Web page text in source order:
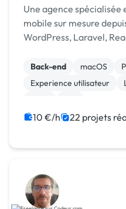
Une agence
mobile sur mesure depuis 15+
WordPress, Laravel,
Back-end macOS
Experience utilisateur
10 €/h 22 projets